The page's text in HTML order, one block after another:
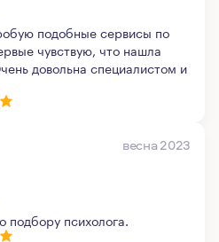
подобные сервисы по
чувствую, что нашла
довольна специалистом и
весна 2023
подбору психолога.